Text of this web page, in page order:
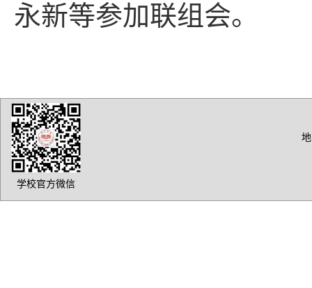
永新等参加联组会。
学校官方微信